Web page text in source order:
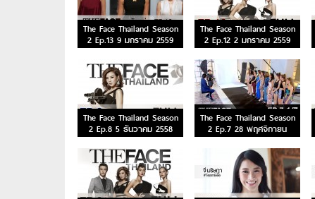
รักอยู่ประตูถัดไป
The Face Thailand Season
2 Ep.13 9 มกราคม 2559
The Face Thailand Season
2 Ep.12 2 มกราคม 2559
The Face Thailand Season
2 Ep.8 5 ธันวาคม 2558
The Face Thailand Season
2 Ep.7 28 พฤศจิกายน
2558